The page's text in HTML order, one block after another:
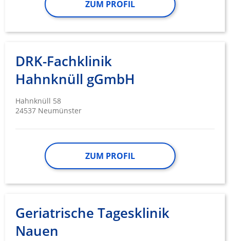
ZUM PROFIL
DRK-Fachklinik
Hahnknüll gGmbH
Hahnknüll 58
24537 Neumünster
ZUM PROFIL
Geriatrische Tagesklinik
Nauen
Performance
Funktional
Werbung